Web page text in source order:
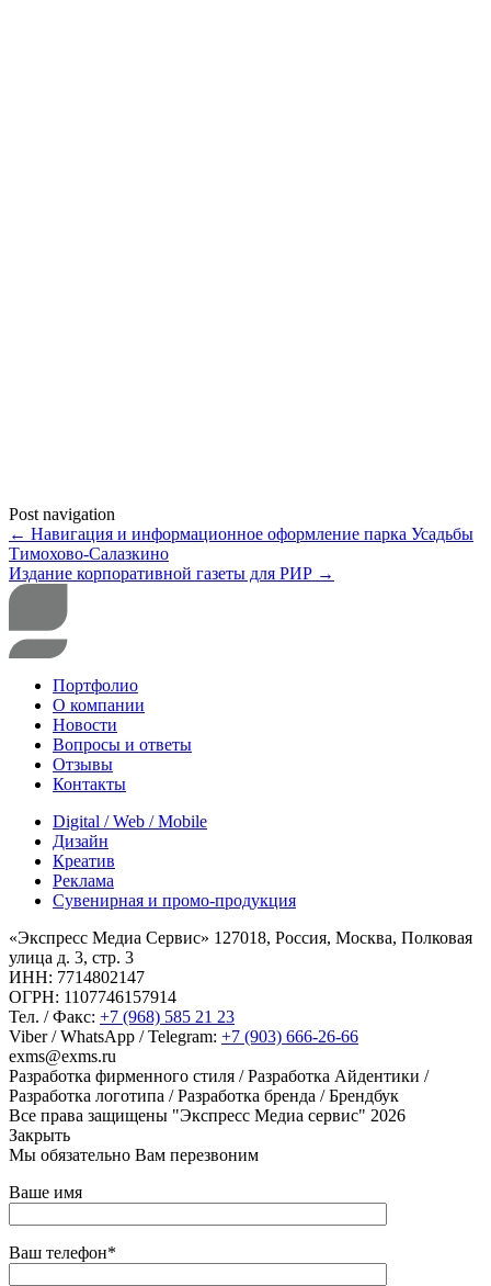
Post navigation
← Навигация и информационное оформление парка Усадьбы
Тимохово-Салазкино
Издание корпоративной газеты для РИР →
Портфолио
О компании
Новости
Вопросы и ответы
Отзывы
Контакты
Digital / Web / Mobile
Дизайн
Креатив
Реклама
Сувенирная и промо-продукция
«Экспресс Медиа Сервис» 127018, Россия, Москва, Полковая
улица д. 3, стр. 3
ИНН: 7714802147
ОГРН: 1107746157914
Тел. / Факс: +7 (968) 585 21 23
Viber / WhatsApp / Telegram: +7 (903) 666-26-66
exms@exms.ru
Разработка фирменного стиля / Разработка Айдентики /
Разработка логотипа / Разработка бренда / Брендбук
Все права защищены "Экспресс Медиа сервис" 2026
Закрыть
Мы обязательно Вам перезвоним
Ваше имя
Ваш телефон*